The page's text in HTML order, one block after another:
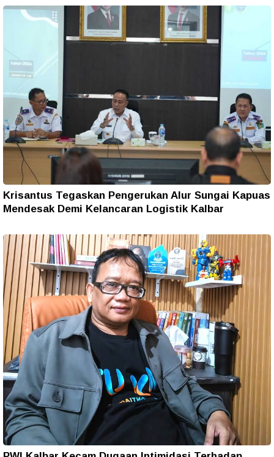
Krisantus Tegaskan Pengerukan Alur Sungai Kapuas
Mendesak Demi Kelancaran Logistik Kalbar